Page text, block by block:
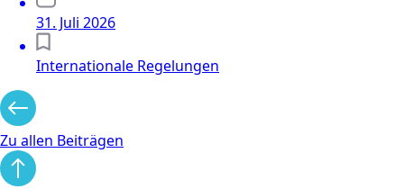
31. Juli 2026
Internationale Regelungen
Zu allen Beiträgen